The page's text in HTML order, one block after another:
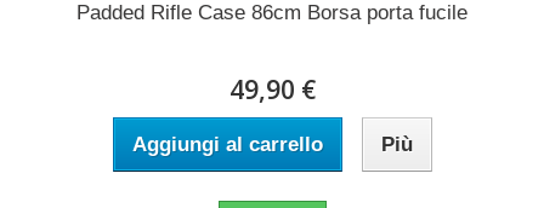
Padded Rifle Case 86cm Borsa porta fucile
49,90 €
Aggiungi al carrello Più